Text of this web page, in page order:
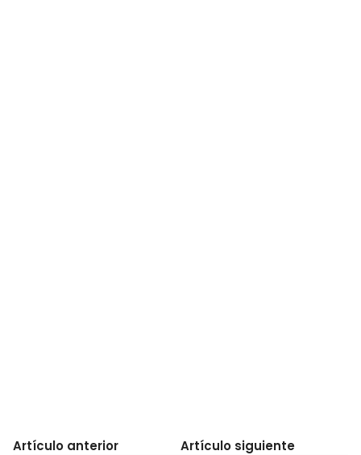
Artículo anterior Artículo siguiente